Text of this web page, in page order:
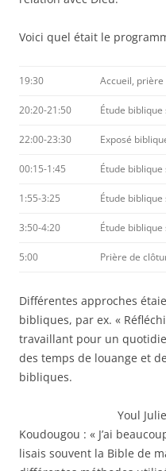
Voici quel était le
19:30 Accueil,
20:20-21:50 Étude biblique
22:00-23:30 Exposé
00:15-1:45 Étude
1:55-3:25 Étude
3:50-4:20 Étude biblique
5:00 Prière de
Différentes approches
bibliques, par ex. «
travaillant pour un
des temps de louange et
bibliques.
Youl
Koudougou : « J’ai
lisais souvent la Bible de